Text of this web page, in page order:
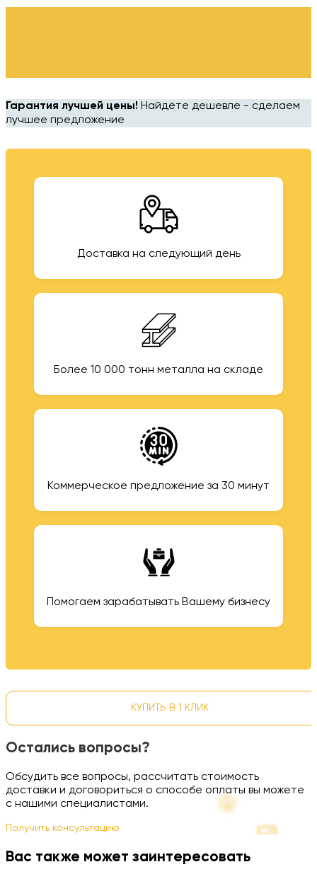
Гарантия лучшей цены! Найдёте дешевле - сделаем
лучшее предложение
Доставка на следующий день
Более 10 000 тонн металла на складе
Коммерческое предложение за 30 минут
Помогаем зарабатывать Вашему бизнесу
КУПИТЬ В 1 КЛИК
Остались вопросы?
Обсудить все вопросы, рассчитать стоимость
доставки и договориться о способе оплаты вы можете
с нашими специалистами.
Получить консультацию
Вас также может заинтересовать